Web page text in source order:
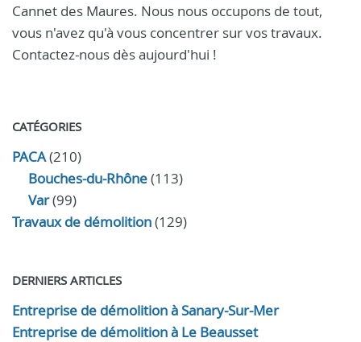
Cannet des Maures. Nous nous occupons de tout,
vous n'avez qu'à vous concentrer sur vos travaux.
Contactez-nous dès aujourd'hui !
CATÉGORIES
PACA(210)
Bouches-du-Rhône(113)
Var(99)
Travaux de démolition(129)
DERNIERS ARTICLES
Entreprise de démolition à Sanary-Sur-Mer
Entreprise de démolition à Le Beausset